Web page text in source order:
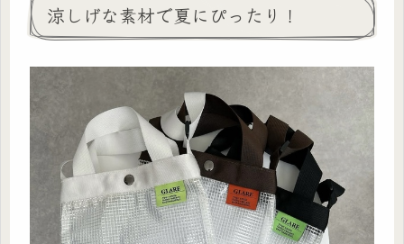
涼しげな素材で夏にぴったり！